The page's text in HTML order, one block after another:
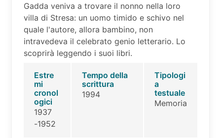
Gadda veniva a trovare il nonno nella loro
villa di Stresa: un uomo timido e schivo nel
quale l'autore, allora bambino, non
intravedeva il celebrato genio letterario. Lo
scoprirà leggendo i suoi libri.
Estre
mi
cronol
ogici
1937
-1952
Tempo della
scrittura
1994
Tipologi
a
testuale
Memoria